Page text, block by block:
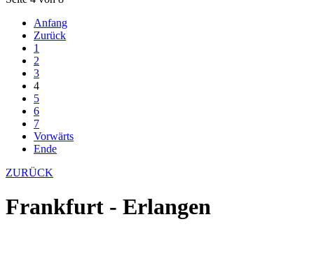
Anfang
Zurück
1
2
3
4
5
6
7
Vorwärts
Ende
ZURÜCK
Frankfurt - Erlangen